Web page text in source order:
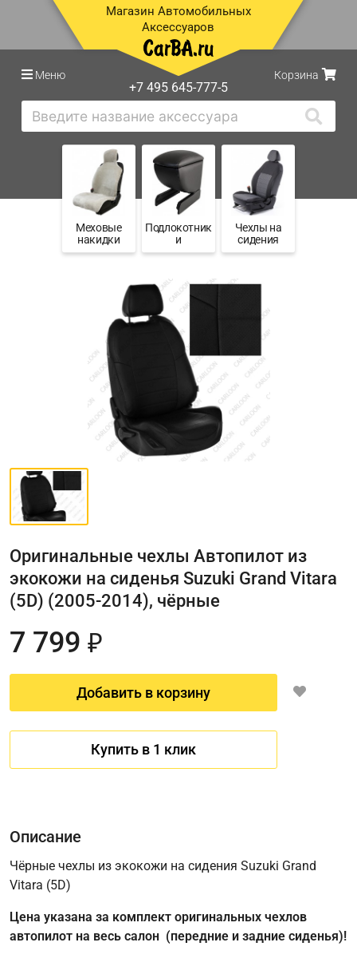
Магазин Автомобильных
Аксессуаров
Меню
+7 495 645-777-5
Корзина
Меховые
накидки
Подлокотник
и
Чехлы на
сидения
Оригинальные чехлы Автопилот из
экокожи на сиденья Suzuki Grand Vitara
(5D) (2005-2014), чёрные
7 799 ₽
Добавить в корзину
Купить в 1 клик
Имя
Описание
Чёрные чехлы из экокожи на сидения Suzuki Grand
Vitara (5D)
Цена указана за комплект оригинальных чехлов
автопилот на весь салон (передние и задние сиденья)!